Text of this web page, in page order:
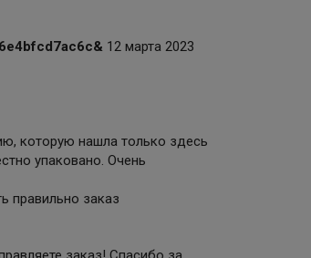
12 марта 2023
которую нашла только здесь
упаковано. Очень
правильно заказ